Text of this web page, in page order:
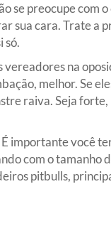
se preocupe com
sua cara. Trate a
só.
na
melhor. Se
raiva. Seja
É importante você
com o tamanho
pitbulls,